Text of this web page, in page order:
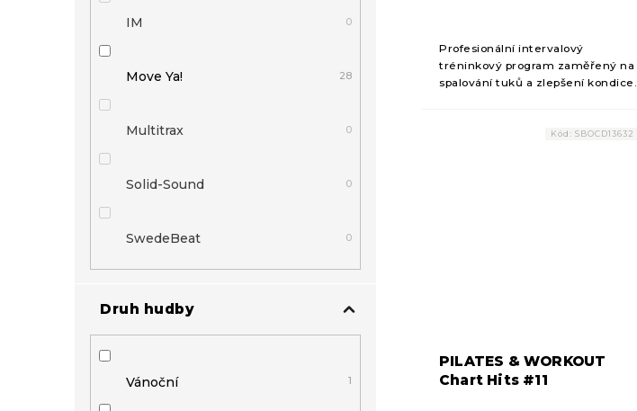
IM 0
Move Ya! 28
Multitrax 0
Solid-Sound 0
SwedeBeat 0
Druh hudby
Vánoční 1
Profesionální intervalový
tréninkový program zaměřený na
spalování tuků a zlepšení kondice.
strukturované lekce s...
PILATES & WORKOUT
Chart Hits #11
Kód:SBOCD13632